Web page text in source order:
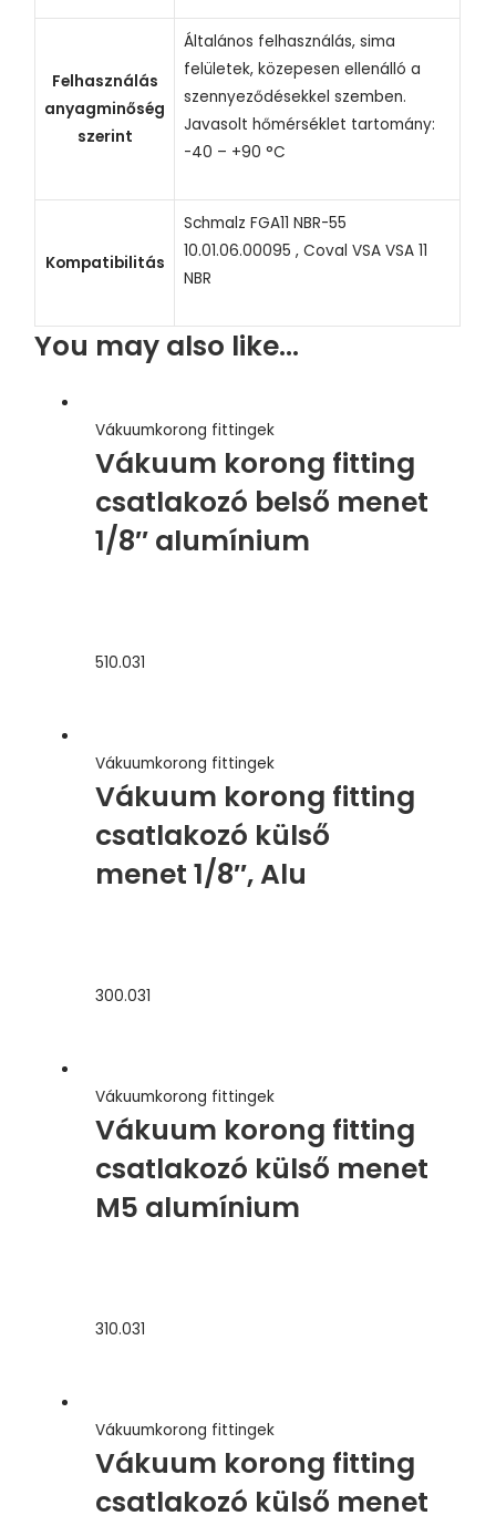
mm,
fekete
Felhasználás
anyagminőség
szerint
Általános felhasználás, sima
felületek, közepesen ellenálló a
szennyeződésekkel szemben.
Javasolt hőmérséklet tartomány:
-40 – +90 °C
Kompatibilitás
Schmalz FGA11 NBR-55
10.01.06.00095 , Coval VSA VSA 11
NBR
You may also like…
Vákuumkorong fittingek
Vákuum korong fitting
csatlakozó belső menet
1/8″ alumínium
510.031
Vákuumkorong fittingek
Vákuum korong fitting
csatlakozó külső
menet 1/8″, Alu
300.031
Vákuumkorong fittingek
Vákuum korong fitting
csatlakozó külső menet
M5 alumínium
310.031
Vákuumkorong fittingek
Vákuum korong fitting
csatlakozó külső menet